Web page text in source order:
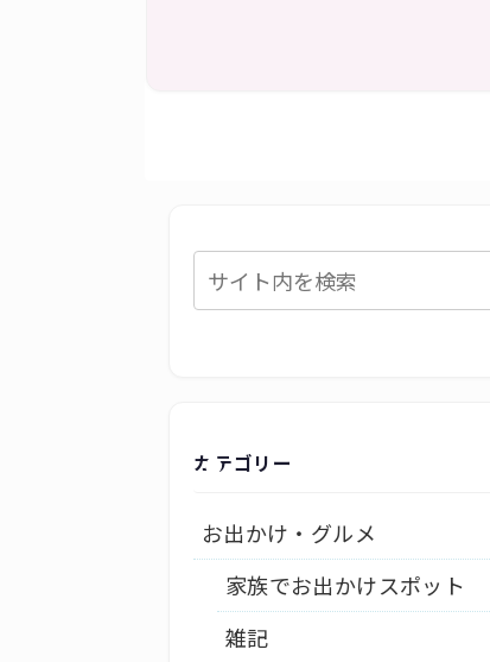
カテゴリー
お出かけ・グルメ
家族でお出かけスポット
雑記